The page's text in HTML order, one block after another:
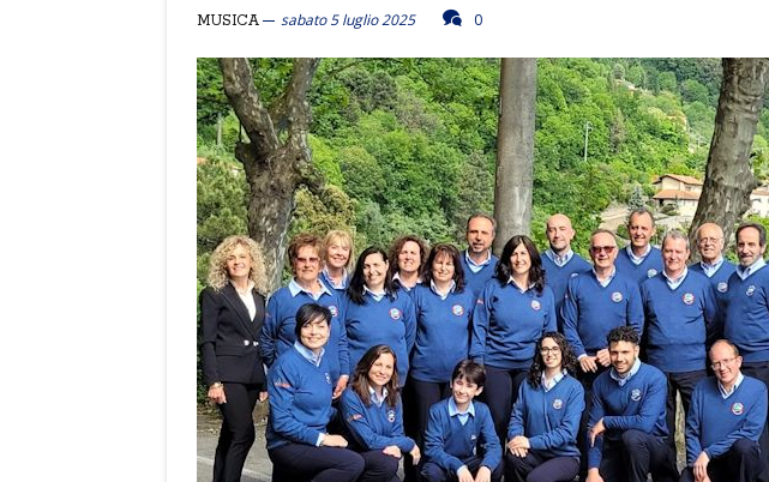
MUSICA sabato 5 luglio 2025 0